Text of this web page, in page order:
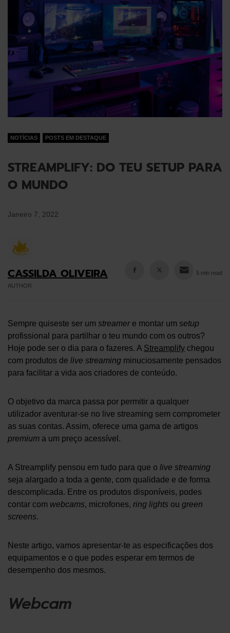
NOTÍCIAS POSTS EM DESTAQUE
STREAMPLIFY: DO TEU SETUP PARA
O MUNDO
Janeiro 7, 2022
CASSILDA OLIVEIRA
AUTHOR
5 min read
Sempre quiseste ser um streamere montar um setup
profissional para partilhar o teu mundo com os outros?
Hoje pode ser o dia para o fazeres. A Streamplify chegou
com produtos de live streaming minuciosamente pensados
para facilitar a vida aos criadores de conteúdo.
O objetivo da marca passa por permitir a qualquer
utilizador aventurar-se no live streaming sem comprometer
as suas contas. Assim, oferece uma gama de artigos
premium a um preço acessível.
A Streamplify pensou em tudo para que o live streaming
seja alargado a toda a gente, com qualidade e de forma
descomplicada. Entre os produtos disponíveis, podes
contar com webcams, microfones, ring lights ou green
screens.
Neste artigo, vamos apresentar-te as especificações dos
equipamentos e o que podes esperar em termos de
desempenho dos mesmos.
Webcam